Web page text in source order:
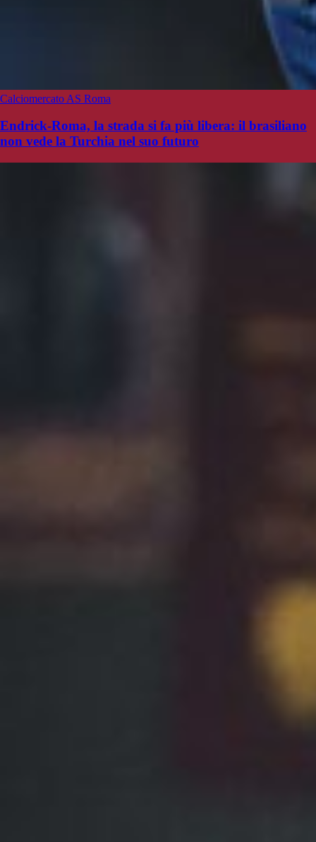
Calciomercato AS Roma
Endrick-Roma, la strada si fa più libera: il brasiliano
non vede la Turchia nel suo futuro